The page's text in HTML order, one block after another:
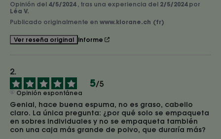
Opinión del 4/5/2024 , tras una experiencia del 2/5/2024 por
Léa V.
Publicado originalmente en www.klorane.ch (fr)
Ver reseña original Informe
5/5
Opinión espontánea
Genial, hace buena espuma, no es graso, cabello
claro. La única pregunta: ¿por qué solo se empaqueta
en sobres individuales y no se empaqueta también
con una caja más grande de polvo, que duraría más?